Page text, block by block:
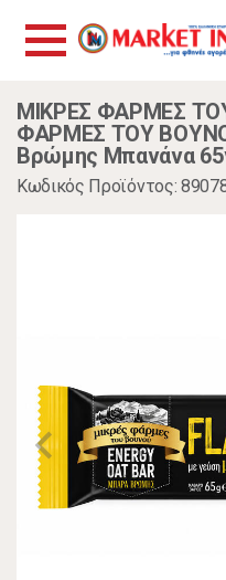
ΜΙΚΡΕΣ ΦΑΡΜΕΣ
ΦΑΡΜΕΣ ΤΟΥ
Βρώμης Μπανάνα
Κωδικός Προϊόντος: